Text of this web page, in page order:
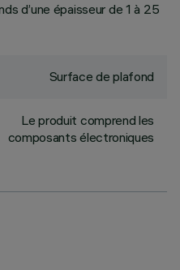
d’une épaisseur de 1 à 25
Surface de plafond
Le produit comprend les
composants électroniques